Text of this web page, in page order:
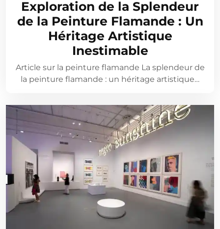
Exploration de la Splendeur
de la Peinture Flamande : Un
Héritage Artistique
Inestimable
Article sur la peinture flamande La splendeur de
la peinture flamande : un héritage artistique…